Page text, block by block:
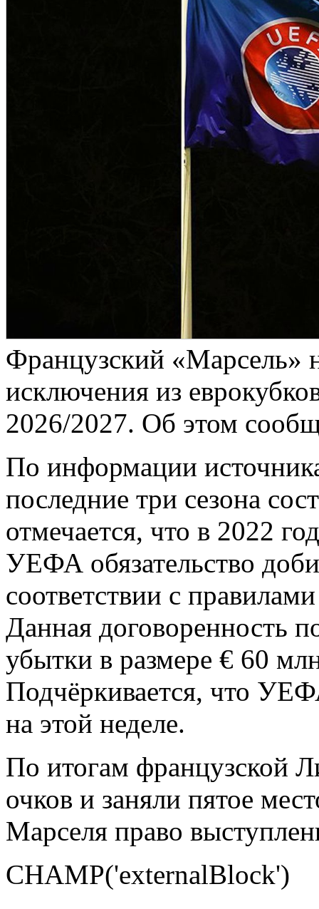
Французский «Марсель»
исключения из
2026/2027. Об этом
По информации
последние три сезона
отмечается, что в 2022
УЕФА обязательство
соответствии с
Данная договоренность
убытки в размере € 60
Подчёркивается, что
на этой неделе.
По итогам французской
очков и заняли пятое
Марселя право
CHAMP('externalBlock')